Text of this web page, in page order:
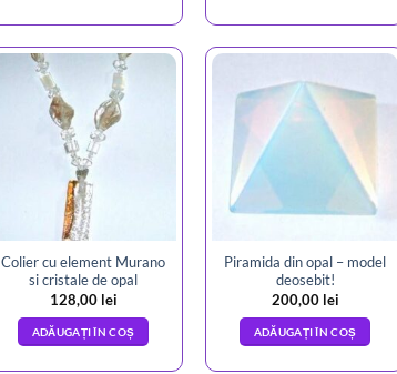
Colier cu element Murano
si cristale de opal
128,00 lei
ADĂUGAȚI ÎN COȘ
Piramida din opal – model
deosebit!
200,00 lei
ADĂUGAȚI ÎN COȘ